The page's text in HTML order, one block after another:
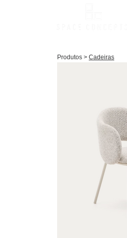
Produtos > Cadeiras